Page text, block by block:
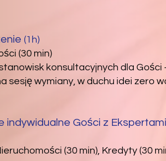
(1h)
(30 min)
konsultacyjnych dla Gości -
sesję wymiany, w duchu idei zero
indywidualne Gości z Ekspertami
(30 min), Kredyty (30